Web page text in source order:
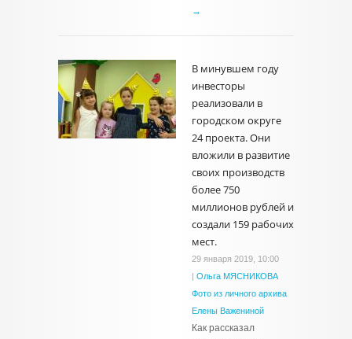
→
В минувшем году
инвесторы
реализовали в
городском округе
24 проекта. Они
вложили в развитие
своих производств
более 750
миллионов рублей и
создали 159 рабочих
мест.
29 января 2019, 10:00
| Ольга МЯСНИКОВА
Фото из личного архива
Елены Важениной
Как рассказал